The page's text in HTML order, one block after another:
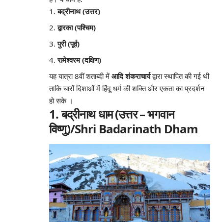
बद्रीनाथ (उत्तर)
द्वारका (पश्चिम)
पुरी (पूर्व)
रामेश्वरम (दक्षिण)
यह यात्रा 8वीं शताब्दी में आदि शंकराचार्यद्वारा स्थापित की गई थी
ताकि चारों दिशाओं में हिंदू धर्म की शक्ति और एकता का प्रदर्शन
हो सके।
1. बद्रीनाथ धाम (उत्तर – भगवान
विष्णु)/Shri Badarinath Dham